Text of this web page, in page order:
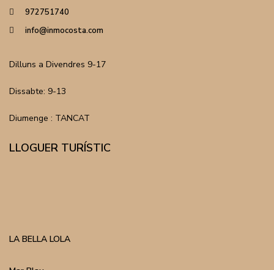
972751740
info@inmocosta.com
Dilluns a Divendres 9-17
Dissabte: 9-13
Diumenge : TANCAT
LLOGUER TURÍSTIC
LA BELLA LOLA